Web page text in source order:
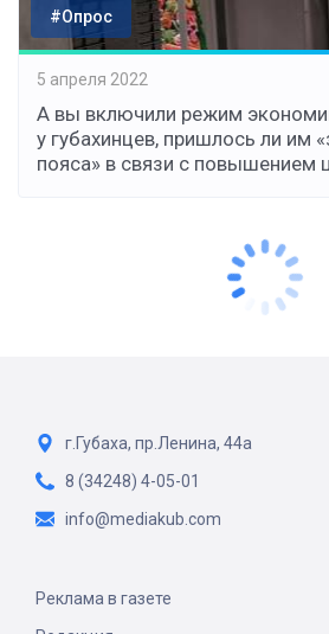
#Опрос
5 апреля 2022
А вы включили режим
у губахинцев, пришлось ли им
пояса» в связи с повышением
г.Губаха, пр.Ленина, 44а
8 (34248) 4-05-01
info@mediakub.com
Реклама в газете